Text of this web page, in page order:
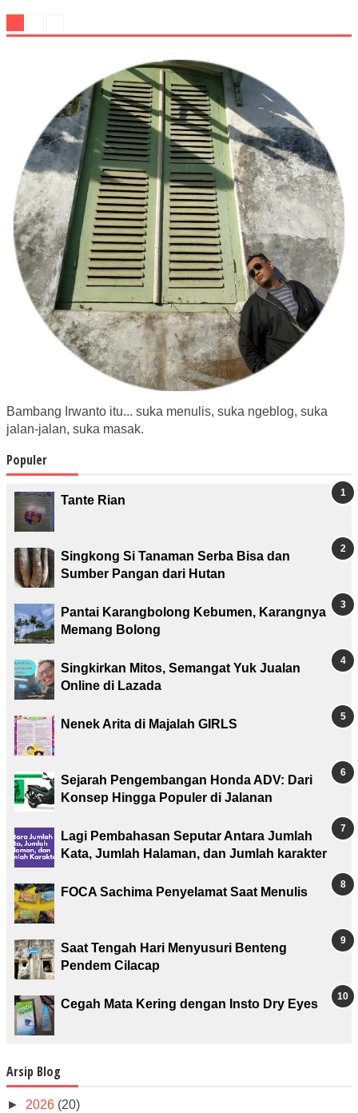
Bambang Irwanto itu... suka menulis, suka ngeblog, suka
jalan-jalan, suka masak.
Populer
Tante Rian
Singkong Si Tanaman Serba Bisa dan
Sumber Pangan dari Hutan
Pantai Karangbolong Kebumen, Karangnya
Memang Bolong
Singkirkan Mitos, Semangat Yuk Jualan
Online di Lazada
Nenek Arita di Majalah GIRLS
Sejarah Pengembangan Honda ADV: Dari
Konsep Hingga Populer di Jalanan
Lagi Pembahasan Seputar Antara Jumlah
Kata, Jumlah Halaman, dan Jumlah karakter
FOCA Sachima Penyelamat Saat Menulis
Saat Tengah Hari Menyusuri Benteng
Pendem Cilacap
Cegah Mata Kering dengan Insto Dry Eyes
Arsip Blog
► 2026 (20)